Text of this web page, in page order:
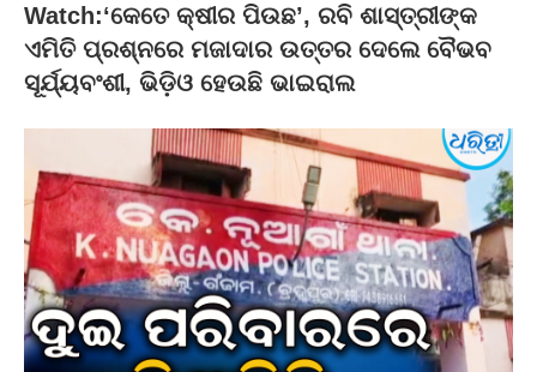
Watch:‘କେତେ କ୍ଷୀର ପିଉଛ’, ରବି ଶାସ୍ତ୍ରୀଙ୍କ
ଏମିତି ପ୍ରଶ୍ନରେ ମଜାଦାର ଉତ୍ତର ଦେଲେ ବୈଭବ
ସୂର୍ଯ୍ୟବଂଶୀ, ଭିଡ଼ିଓ ହେଉଛି ଭାଇରାଲ